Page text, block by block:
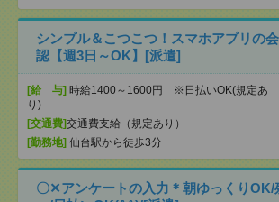
シンプル＆こつこつ！スマホアプリの
認【週3日～OK】[派遣]
[給 与] 時給1400～1600円 ※日払いOK(規定あ
り)
[交通費]交通費支給（規定あり）
[勤務地] 仙台駅から徒歩3分
〇✕アンケートの入力＊朝ゆっくりOK/